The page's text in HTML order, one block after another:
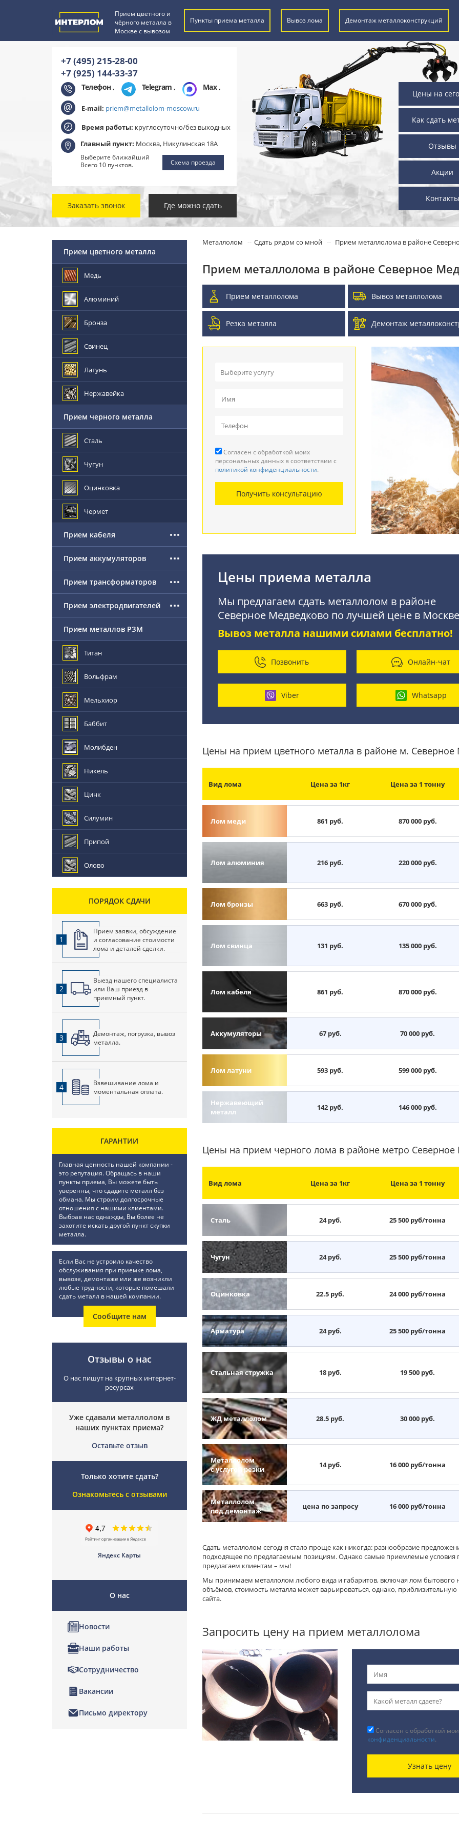
Прием цветного и
чёрного металла в
Москве с вывозом
Пункты приема металла Вывоз лома Демонтаж металлоконструкций
+7 (495) 215-28-00
+7 (925) 144-33-37
Телефон , Telegram , Max,
E-mail: priem@metallolom-moscow.ru
Время работы: круглосуточно/без выходных
Главный пункт: Москва, Никулинская 18А
Выберите ближайший
Всего 10 пунктов.
Схема проезда
Заказать звонок Где можно сдать
Цены на
Как сдать
Отзывы
Акции
Контакты
Металлолом Сдать рядом со мной Прием металлолома в районе
Прием металлолома в районе Северное
Прием металлолома Вывоз металлолома
Резка металла Демонтаж
Выберите услугу
Прием кабеля
Резка металла
Демонтаж металлоконструкций
Покупка АКБ
Согласен с обработкой моих
персональных данных в соответствии с
политикой конфиденциальности.
Получить консультацию
Цены приема металла
Мы предлагаем сдать металлолом в районе
Северное Медведково по лучшей цене в
Вывоз металла нашими силами бесплатно!
Позвонить Онлайн-чат
Viber Whatsapp
Цены на прием цветного металла в районе м. Северное
Вид лома Цена за 1кг Цена за 1 тонну
Лом меди 861 руб. 870 000 руб.
Лом алюминия 216 руб. 220 000 руб.
Лом бронзы 663 руб. 670 000 руб.
Лом свинца 131 руб. 135 000 руб.
Лом кабеля 861 руб. 870 000 руб.
Аккумуляторы 67 руб. 70 000 руб.
Лом латуни 593 руб. 599 000 руб.
Нержавеющий
металл
142 руб. 146 000 руб.
Цены на прием черного лома в районе метро Северное
Вид лома Цена за 1кг Цена за 1 тонну
Сталь 24 руб. 25 500 руб/тонна
Чугун 24 руб. 25 500 руб/тонна
Оцинковка 22.5 руб. 24 000 руб/тонна
Арматура 24 руб. 25 500 руб/тонна
Стальная стружка 18 руб. 19 500 руб.
ЖД металлолом 28.5 руб. 30 000 руб.
Металлолом
с услугой резки
14 руб. 16 000 руб/тонна
Металлолом
под демонтаж
цена по запросу 16 000 руб/тонна
Сдать металлолом сегодня стало проще как никогда: разнообразие
подходящее по предлагаемым позициям. Однако самые приемлемые условия
предлагаем клиентам – мы!
Мы принимаем металлолом любого вида и габаритов, включая лом бытового
объёмов, стоимость металла может варьироваться, однако,
сайта.
Запросить цену на прием металлолома
Согласен с обработкой
конфиденциальности.
Узнать цену
Прием цветного металла
Медь
Алюминий
Бронза
Свинец
Латунь
Нержавейка
Прием черного металла
Сталь
Чугун
Оцинковка
Чермет
Прием кабеля
Прием аккумуляторов
Прием трансформаторов
Прием электродвигателей
Прием металлов РЗМ
Титан
Вольфрам
Мельхиор
Баббит
Молибден
Никель
Цинк
Силумин
Припой
Олово
ПОРЯДОК СДАЧИ
1
Прием заявки, обсуждение
и согласование стоимости
лома и деталей сделки.
2
Выезд нашего специалиста
или Ваш приезд в
приемный пункт.
3
Демонтаж, погрузка, вывоз
металла.
4
Взвешивание лома и
моментальная оплата.
ГАРАНТИИ
Главная ценность нашей компании -
это репутация. Обращась в наши
пункты приема, Вы можете быть
уверенны, что сдадите металл без
обмана. Мы строим долгосрочные
отношения с нашими клиентами.
Выбрав нас однажды, Вы более не
захотите искать другой пункт скупки
металла.
Если Вас не устроило качество
обслуживания при приемке лома,
вывозе, демонтаже или же возникли
любые трудности, которые помешали
сдать металл в нашей компании.
Сообщите нам
Отзывы о нас
О нас пишут на крупных интернет-
ресурсах
Уже сдавали металлолом в
наших пунктах приема?
Оставьте отзыв
Только хотите сдать?
Ознакомьтесь с отзывами
Яндекс Карты
О нас
Новости
Наши работы
Сотрудничество
Вакансии
Письмо директору